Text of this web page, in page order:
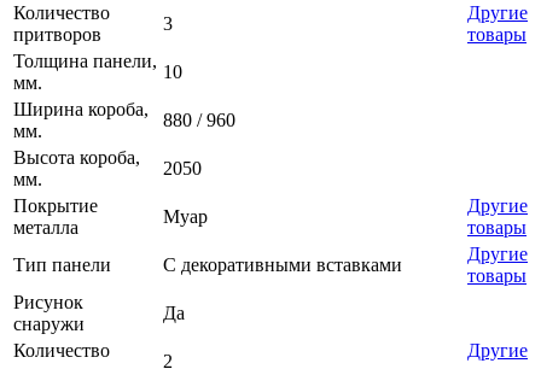
Количество
притворов
3
Другие
товары
Толщина панели,
мм.
10
Ширина короба,
мм.
880 / 960
Высота короба,
мм.
2050
Покрытие
металла
Муар
Другие
товары
Тип панели
С декоративными вставками
Другие
товары
Рисунок
снаружи
Да
Количество
2
Другие